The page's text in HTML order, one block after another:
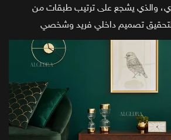
والذي يشجع على ترتيب طبقات من